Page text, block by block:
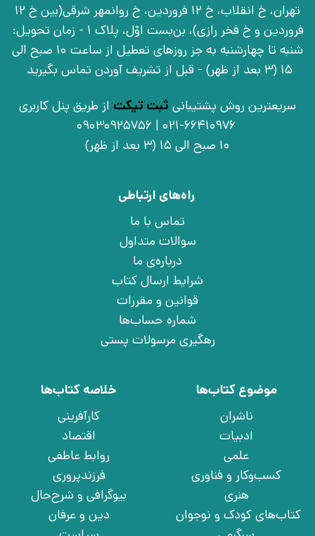
تهران، خ انقلاب، خ 12 فروردین، خ روانمهر شرقی(بین خ 12
فروردین و خ فخر رازی)، بن‌بست اوّل، پلاک 1 - زمان تحویل:
شنبه تا چهارشنبه به جز روزهای تعطیل از ساعت 10 صبح الی
15 (3 بعد از ظهر) - قبل از تشریف آوردن تماس بگیرید
سریعترین روش پشتیبانی ثبت تیکت از طریق پنل کاربری
021-66410976 | 09030925756
10 صبح الی 15 (3 بعد از ظهر)
راه‌های ارتباطی
تماس با ما
سوالات متداول
درباره‌ی ما
شرایط ارسال کتاب
قوانین و مقررات
شماره حساب‌ها
رهگیری مرسولات پستی
موضوع کتاب‌ها
ناشران
ادبیات
علمی
کسب‌وکار و فناوری
هنری
کتاب‌های کودک و نوجوان
خلاصه کتاب‌ها
کارآفرینی
اقتصاد
روابط عاطفی
فرزندپروری
بیوگرافی و شرح‌حال
دین و عرفان